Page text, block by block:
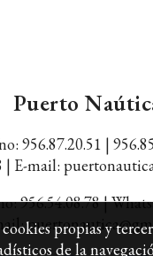
Puerto
956.87.20.51 |
| E-mail:
956.54.08.78 |
propias y
de la